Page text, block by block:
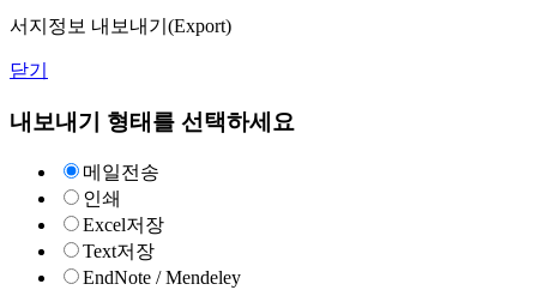
서지정보 내보내기(Export)
닫기
내보내기 형태를 선택하세요
메일전송
인쇄
Excel저장
Text저장
EndNote / Mendeley